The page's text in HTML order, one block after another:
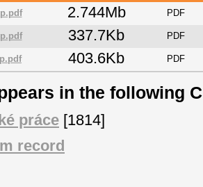
2.744Mb PDF
337.7Kb PDF
403.6Kb PDF
in the following
práce [1814]
record